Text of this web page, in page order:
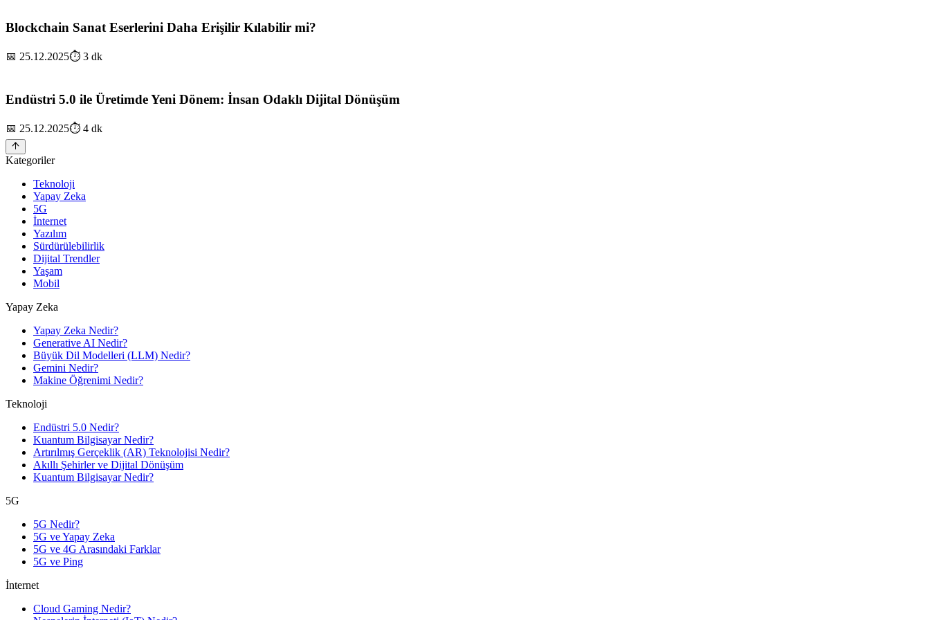
Blockchain Sanat Eserlerini Daha Erişilir Kılabilir mi?
📅 25.12.2025⏱️ 3 dk
Endüstri 5.0 ile Üretimde Yeni Dönem: İnsan Odaklı Dijital Dönüşüm
📅 25.12.2025⏱️ 4 dk
Kategoriler
Teknoloji
Yapay Zeka
5G
İnternet
Yazılım
Sürdürülebilirlik
Dijital Trendler
Yaşam
Mobil
Yapay Zeka
Yapay Zeka Nedir?
Generative AI Nedir?
Büyük Dil Modelleri (LLM) Nedir?
Gemini Nedir?
Makine Öğrenimi Nedir?
Teknoloji
Endüstri 5.0 Nedir?
Kuantum Bilgisayar Nedir?
Artırılmış Gerçeklik (AR) Teknolojisi Nedir?
Akıllı Şehirler ve Dijital Dönüşüm
Kuantum Bilgisayar Nedir?
5G
5G Nedir?
5G ve Yapay Zeka
5G ve 4G Arasındaki Farklar
5G ve Ping
İnternet
Cloud Gaming Nedir?